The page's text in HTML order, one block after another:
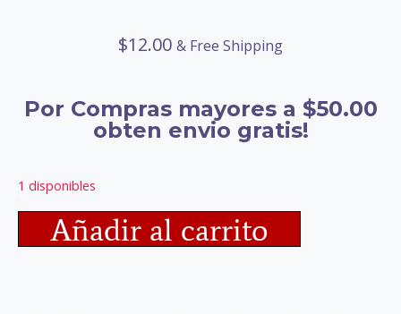
$12.00 & Free Shipping
Por Compras mayores a $50.00
obten envio gratis!
1 disponibles
Añadir al carrito